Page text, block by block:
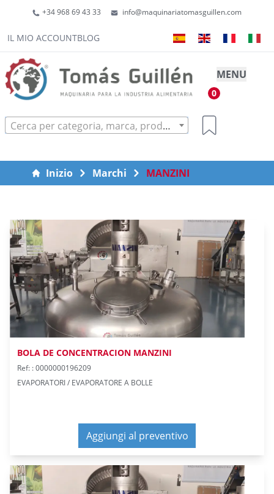
+34 968 69 43 33 info@maquinariatomasguillen.com
IL MIO ACCOUNTBLOG
MENU
Cerca per categoria, marca, prodotto...
0
Inizio Marchi MANZINI
BOLA DE CONCENTRACION MANZINI
Ref: : 0000000196209
EVAPORATORI / EVAPORATORE A BOLLE
Aggiungi al preventivo